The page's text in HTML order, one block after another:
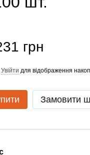
грн
Увійти для відображення
Замовити